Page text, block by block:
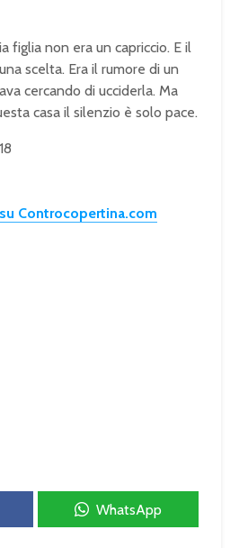
figlia non era un capriccio. E il
scelta. Era il rumore di un
cercando di ucciderla. Ma
casa il silenzio è solo pace.
Controcopertina.com
WhatsApp